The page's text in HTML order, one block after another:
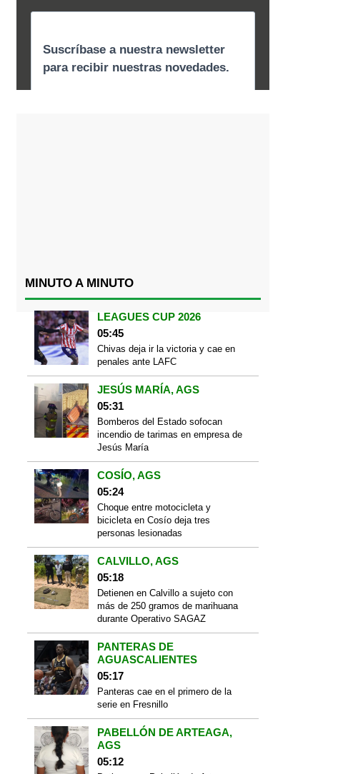
MINUTO A MINUTO
LEAGUES CUP 2026
05:45
Chivas deja ir la victoria y cae en
penales ante LAFC
JESÚS MARÍA, AGS
05:31
Bomberos del Estado sofocan
incendio de tarimas en empresa de
Jesús María
COSÍO, AGS
05:24
Choque entre motocicleta y
bicicleta en Cosío deja tres
personas lesionadas
CALVILLO, AGS
05:18
Detienen en Calvillo a sujeto con
más de 250 gramos de marihuana
durante Operativo SAGAZ
PANTERAS DE
AGUASCALIENTES
05:17
Panteras cae en el primero de la
serie en Fresnillo
PABELLÓN DE ARTEAGA,
AGS
05:12